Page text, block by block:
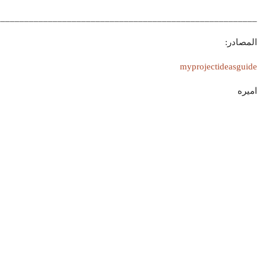
المصادر:
myprojectideasguide
اميره